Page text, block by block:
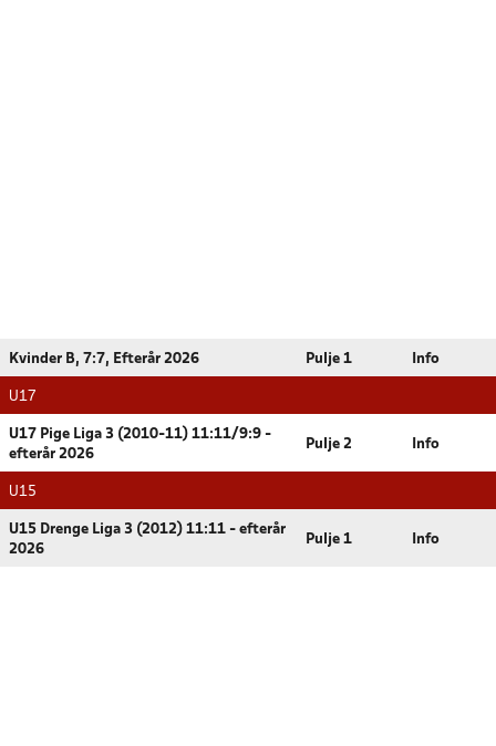
Kvinder B, 7:7, Efterår 2026 Pulje 1 Info
U17
U17 Pige Liga 3 (2010-11) 11:11/9:9 -
efterår 2026
Pulje 2 Info
U15
U15 Drenge Liga 3 (2012) 11:11 - efterår
2026
Pulje 1 Info